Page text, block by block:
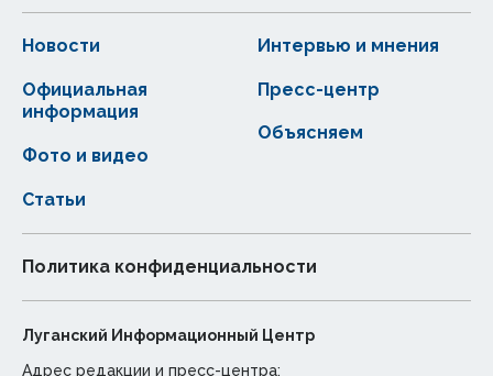
Новости
Статьи
Официальная
информация
Интервью и мнения
Фото и видео
Пресс-центр
Объясняем
Политика конфиденциальности
Луганский Информационный Центр
Адрес редакции и пресс-центра: